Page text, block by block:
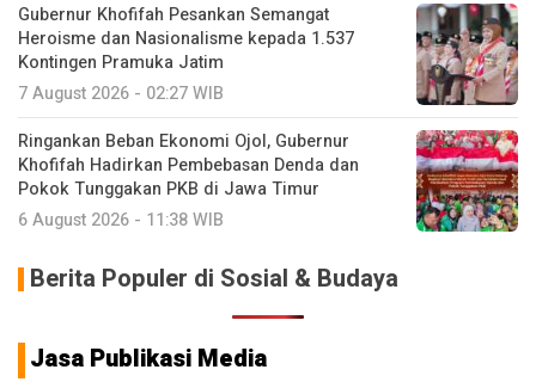
Gubernur Khofifah Pesankan Semangat
Heroisme dan Nasionalisme kepada 1.537
Kontingen Pramuka Jatim
7 August 2026 - 02:27 WIB
Ringankan Beban Ekonomi Ojol, Gubernur
Khofifah Hadirkan Pembebasan Denda dan
Pokok Tunggakan PKB di Jawa Timur
6 August 2026 - 11:38 WIB
Berita Populer di Sosial & Budaya
Jasa Publikasi Media